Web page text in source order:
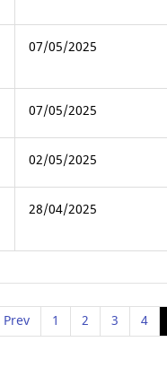
07/05/2025
07/05/2025
02/05/2025
28/04/2025
Prev 1 2 3 4